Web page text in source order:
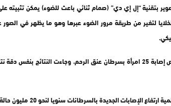
بتقنية “إل إي دي” (صمام ثنائي باعث للضوء) يمكن تثبيته
لتغير من طريقة مرور الضوء عبرها وهو ما يظهر في الصور
وتم اختبار هذه الآلية لفحص إصابة 25 امرأة بسرطان عنق الرحم، وجاءت
الجديدة بالسرطانات سنويا لنحو 20 مليون حالة بحلول 2025.